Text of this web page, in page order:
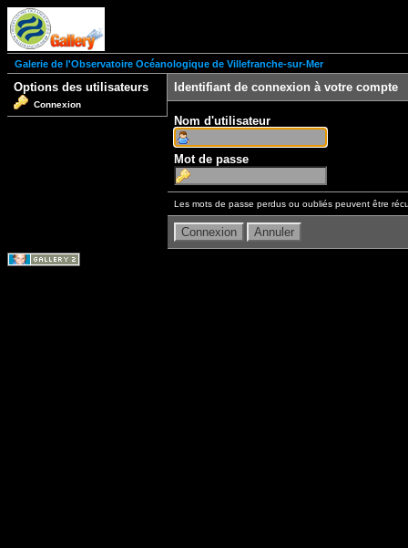
Galerie de l'Observatoire Océanologique de Villefranche-sur-Mer
Options des utilisateurs
Connexion
Identifiant de connexion à votre compte
Nom d'utilisateur
Mot de passe
Les mots de passe perdus ou oubliés peuvent être